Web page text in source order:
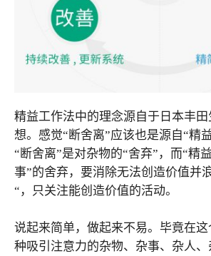
精益工作法中的理念源自于日本丰
想。感觉“断舍离”应该也是源自“精
“断舍离”是对杂物的“舍弃”，而“精
事”的舍弃，要消除无法创造价值并
“，只关注能创造价值的活动。
说起来简单，做起来不易。毕竟在
种吸引注意力的杂物、杂事、杂人、